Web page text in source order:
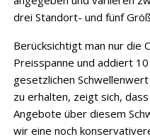
drei Standort- und fünf
Berücksichtigt man nur die
Preisspanne und addiert
gesetzlichen
zu erhalten, zeigt sich,
Angebote über diesem
wir eine noch